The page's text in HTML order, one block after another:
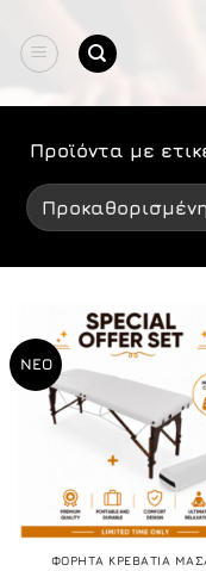
στο
περιεχόμενο
Προϊόντα με
ΝΕΟ
ΦΟΡΗΤΑ ΚΡΕΒΑΤΙΑ